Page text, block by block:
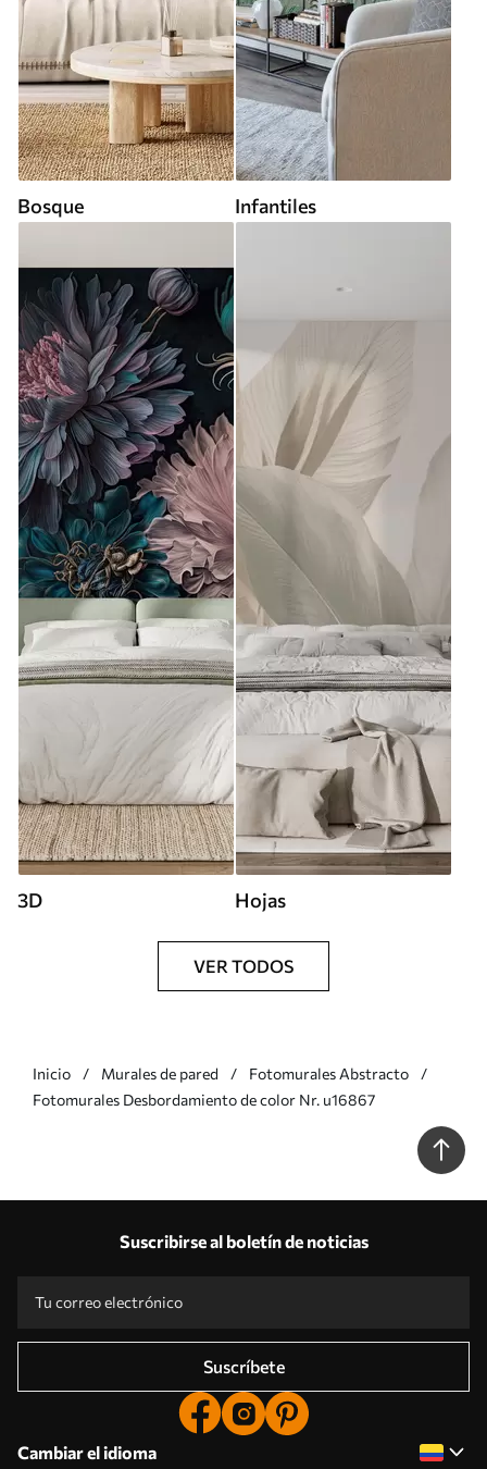
Bosque Infantiles
3D Hojas
VER TODOS
Inicio Murales de pared
Fotomurales Abstracto
Fotomurales Desbordamiento de color Nr. u16867
Suscribirse al boletín de noticias
Suscríbete
Cambiar el idioma